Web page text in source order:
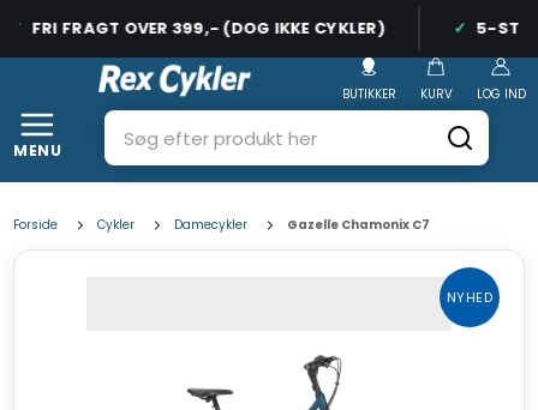
FRI FRAGT OVER 399,- (DOG IKKE CYKLER) 5-
MENU
LOG IND
BUTIKKER KURV
Forside Cykler Damecykler Gazelle Chamonix C7
NYHED